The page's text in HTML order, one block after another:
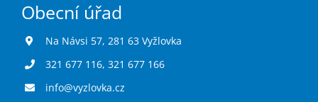
Obecní úřad
Na Návsi 57, 281 63 Vyžlovka
321 677 116, 321 677 166
info@vyzlovka.cz